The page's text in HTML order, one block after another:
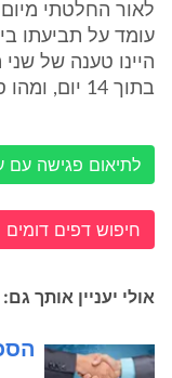
עומד על תביעתו
היינו טענה של
בתוך 14 יום, ומהו סכום התביעה ביחס לרכיב זה.
לתיאום פגישה עם עורך דין
חיפוש דפים דומים
אולי יעניין אותך גם: